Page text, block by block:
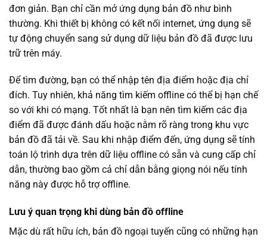
đơn giản. Bạn chỉ cần mở ứng dụng bản đồ như bình
thường. Khi thiết bị không có kết nối internet, ứng dụng sẽ
tự động chuyển sang sử dụng dữ liệu bản đồ đã được lưu
trữ trên máy.
Để tìm đường, bạn có thể nhập tên địa điểm hoặc địa chỉ
đích. Tuy nhiên, khả năng tìm kiếm offline có thể bị hạn chế
so với khi có mạng. Tốt nhất là bạn nên tìm kiếm các địa
điểm đã được đánh dấu hoặc nằm rõ ràng trong khu vực
bản đồ đã tải về. Sau khi nhập điểm đến, ứng dụng sẽ tính
toán lộ trình dựa trên dữ liệu offline có sẵn và cung cấp chỉ
dẫn, thường bao gồm cả chỉ dẫn bằng giọng nói nếu tính
năng này được hỗ trợ offline.
Lưu ý quan trọng khi dùng bản đồ offline
Mặc dù rất hữu ích, bản đồ ngoại tuyến cũng có những hạn